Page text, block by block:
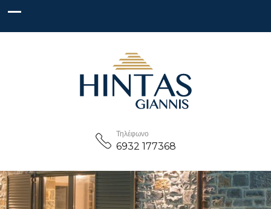
Τηλέφωνο
6932 177368